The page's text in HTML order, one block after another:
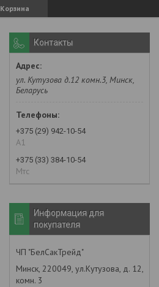
Корзина
Контакты
ул. Кутузова д.12 комн.3, Минск,
Беларусь
+375 (29) 942-10-54
А1
+375 (33) 384-10-54
Мтс
Информация для
покупателя
ЧП "БелСакТрейд"
Минск, 220049, ул.Кутузова, д. 12,
комн. 3